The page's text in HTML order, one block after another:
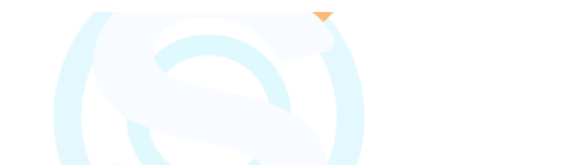
2026 YKS
Adaylarına Çifte
Güvence: Sabit
Ücret ve Kesintisiz
Maması İle Tüm
Evcil Hayvan
Ürünleri